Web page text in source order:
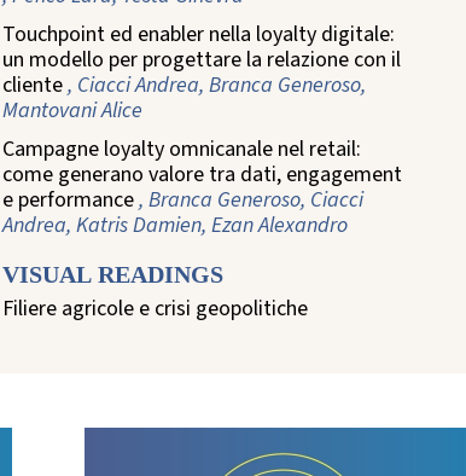
Touchpoint ed enabler nella loyalty digitale:
un modello per progettare la relazione con il
cliente, Ciacci Andrea, Branca Generoso,
Mantovani Alice
Campagne loyalty omnicanale nel retail:
come generano valore tra dati, engagement
e performance, Branca Generoso, Ciacci
Andrea, Katris Damien, Ezan Alexandro
VISUAL READINGS
Filiere agricole e crisi geopolitiche